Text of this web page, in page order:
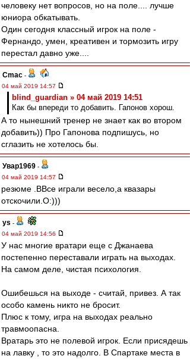
человеку нет вопросов, но на поле.... лучше
юниора обкатывать.
Один сегодня классный игрок на поле -
Фернандо, умен, креативен и тормозить игру
перестал давно уже....
Cmac -
04 май 2019 14:57
blind_guardian » 04 май 2019 14:51
Как бы впереди то добавить. Гапонов хорош.
А то нынешний тренер не знает как во втором
добавить)) Про Гапонова подпишусь, но
сглазить не хотелось бы.
Увар1969 -
04 май 2019 14:57
резюме .ВВсе играли весело,а квазары
отскочили.О:)))
ys -
04 май 2019 14:56
У нас многие вратари еще с Джанаева
постепенно переставали играть на выходах.
На самом деле, чистая психология.
Ошибешься на выходе - считай, привез. А так
особо камень никто не бросит.
Плюс к тому, игра на выходах реально
травмоопасна.
Вратарь это не полевой игрок. Если присядешь
на лавку , то это надолго. В Спартаке места в